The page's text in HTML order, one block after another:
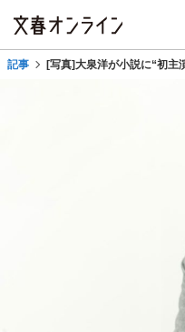
記事 [写真]大泉洋が小説に“初